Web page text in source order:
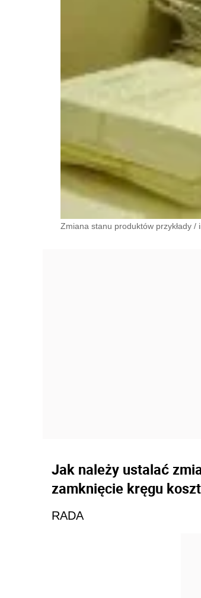
Zmiana stanu produktów przykłady /
Jak należy ustalać
zamknięcie kręgu
RADA